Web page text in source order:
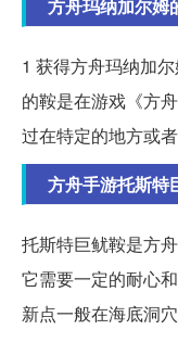
方舟玛纳加尔姆
1 获得方舟玛纳加
的鞍是在游戏《方
过在特定的地方或
方舟手游托斯特
托斯特巨鱿鞍是方
它需要一定的耐心
新点一般在海底洞